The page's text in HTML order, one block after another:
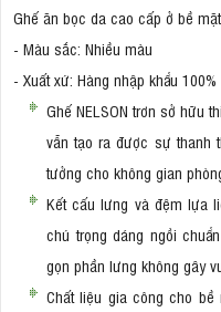
Ghế ăn bọc da cao cấp ở bề
- Màu sắc: Nhiều màu
- Xuất xứ: Hàng nhập khẩu 100%
Ghế NELSON trơn sở hữu
vẫn tạo ra được sự thanh
tưởng cho không gian
Kết cấu lưng và đệm lựa
chú trọng dáng ngồi
gọn phần lưng không gây
Chất liệu gia công cho